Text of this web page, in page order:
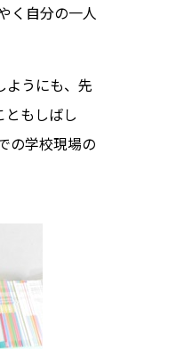
く自分の一人
ようにも、先
もしばし
の学校現場の